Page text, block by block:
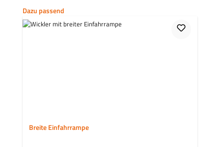
Produktgalerie überspringen
Dazu passend
Breite Einfahrrampe